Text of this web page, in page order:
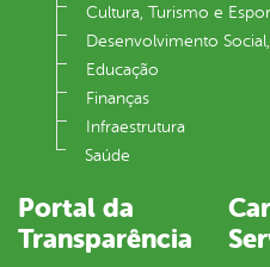
Cultura, Turismo e
Desenvolvimento
Educação
Finanças
Infraestrutura
Saúde
Portal da
Transparência